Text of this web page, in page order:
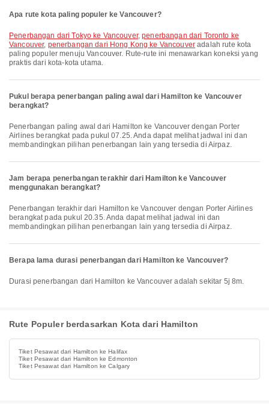
Apa rute kota paling populer ke Vancouver?
penerbangan dari Tokyo ke Vancouver,penerbangan dari Toronto ke
Vancouver, penerbangan dari Hong Kong ke Vancouver adalah rute kota
paling populer menuju Vancouver. Rute-rute ini menawarkan koneksi yang
praktis dari kota-kota utama.
Pukul berapa penerbangan paling awal dari Hamilton ke Vancouver
berangkat?
Penerbangan paling awal dari Hamilton ke Vancouver dengan Porter
Airlines berangkat pada pukul 07.25. Anda dapat melihat jadwal ini dan
membandingkan pilihan penerbangan lain yang tersedia di Airpaz.
Jam berapa penerbangan terakhir dari Hamilton ke Vancouver
menggunakan berangkat?
Penerbangan terakhir dari Hamilton ke Vancouver dengan Porter Airlines
berangkat pada pukul 20.35. Anda dapat melihat jadwal ini dan
membandingkan pilihan penerbangan lain yang tersedia di Airpaz.
Berapa lama durasi penerbangan dari Hamilton ke Vancouver?
Durasi penerbangan dari Hamilton ke Vancouver adalah sekitar 5j 8m.
Rute Populer berdasarkan Kota dari Hamilton
Tiket Pesawat dari Hamilton ke Halifax
Tiket Pesawat dari Hamilton ke Edmonton
Tiket Pesawat dari Hamilton ke Calgary